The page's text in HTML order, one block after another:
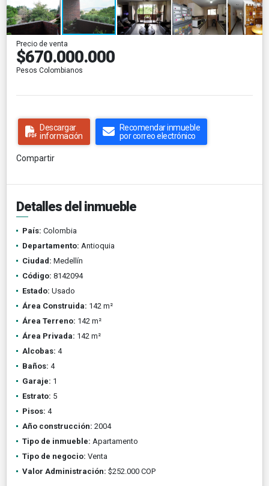
Precio de venta
$670.000.000
Pesos Colombianos
Descargar
información
Recomendar inmueble
por correo electrónico
Compartir
Detalles del inmueble
País: Colombia
Departamento: Antioquia
Ciudad: Medellín
Código: 8142094
Estado: Usado
Área Construida: 142 m²
Área Terreno: 142 m²
Área Privada: 142 m²
Alcobas: 4
Baños: 4
Garaje: 1
Estrato: 5
Pisos: 4
Año construcción: 2004
Tipo de inmueble: Apartamento
Tipo de negocio: Venta
Valor Administración: $252.000 COP